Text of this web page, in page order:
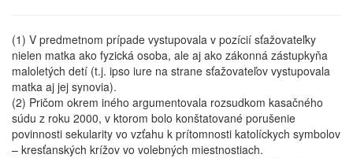
(1) V predmetnom prípade vystupovala v pozícií sťažovateľky
nielen matka ako fyzická osoba, ale aj ako zákonná zástupkyňa
maloletých detí (t.j. ipso iure na strane sťažovateľov vystupovala
matka aj jej synovia).
(2) Pričom okrem iného argumentovala rozsudkom kasačného
súdu z roku 2000, v ktorom bolo konštatované porušenie
povinnosti sekularity vo vzťahu k prítomnosti katolíckych symbolov
– kresťanských krížov vo volebných miestnostiach.